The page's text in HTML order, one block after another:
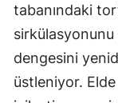
tabanındaki
dengesini
üstleniyor.